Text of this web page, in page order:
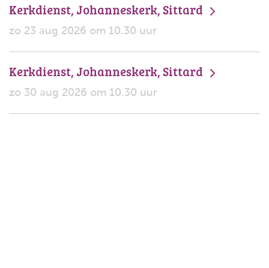
Kerkdienst, Johanneskerk, Sittard
zo 23 aug 2026 om 10.30 uur
Kerkdienst, Johanneskerk, Sittard
zo 30 aug 2026 om 10.30 uur